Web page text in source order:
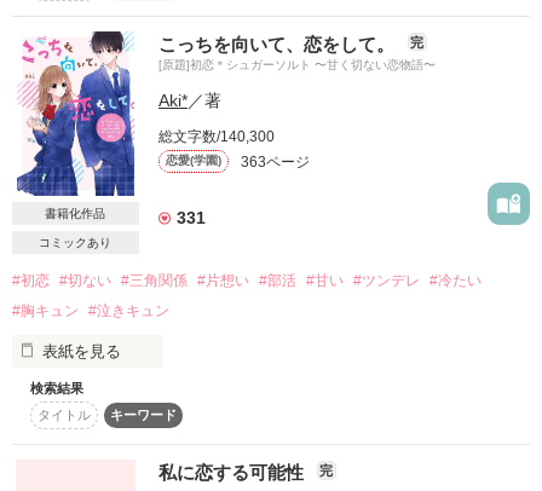
もっと、もっとって…ほしくなっちゃう。
「先輩。キス、してください……」
「…小鞠は、それだけで足りる？」
「…え？」
.
.
〇素敵な表紙画像は
雨さまからいただきました
○素敵なレビューありがとうございます…！
ただのヲタク様   mizu様
さらてぃー様   綾那.様
ロッキーロード様   結季ななせ様
ひまわりと様   ♡✩*。ᵕ̈様
♡mmti♡様   yuasama様
ygmmk様   Haruru☆.*˚様
よしみのすけ様   秋風さら様
♢　♢　♢
今までずっと私だけに冷たくて、
名前を呼ぶことすら許してもらえなかったのに。
どうして急に
そんなことするの……？
瑞季くんは私に
何か大事なことを隠してる───。
「うるせぇ。その面2度と見せんじゃねぇ」
バタッ
「ウフフ。」
ザァザァーと降る大雨の中に
濡れることを気にもせずただ不気味に笑う1人の地味子。  い
や、美少女。。
「全国No.1もそんなものか。」
彼は、浮気症候群。
いつまでもたっても、私だけをみない。
＊――――――＊
嫉妬深いモテ男子
蜂須賀 飛鳥
×
小動物系女子
糸永 紗絢
＊――――――――＊
書籍化作品
コミックあり
こっちを向いて、恋をして。 完
[原題]初恋＊シュガーソルト 〜甘く切ない恋物語〜
Aki*／著
総文字数/140,300
恋愛(学園) 363ページ
331
#初恋 #切ない #三角関係 #片想い #部活 #甘い #ツンデレ
#冷たい
#胸キュン
#泣きキュン
表紙を見る
「今日はね、グミ作ったんだ！
口移しで食べさせてあげるっ！」
検索結果
タイトル
キーワード
私に恋する可能性 完